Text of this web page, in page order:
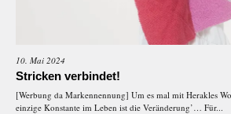
10. Mai 2024
Stricken verbindet!
[Werbung da Markennennung] Um es mal mit Herakles
einzige Konstante im Leben ist die Veränderung’… Für...